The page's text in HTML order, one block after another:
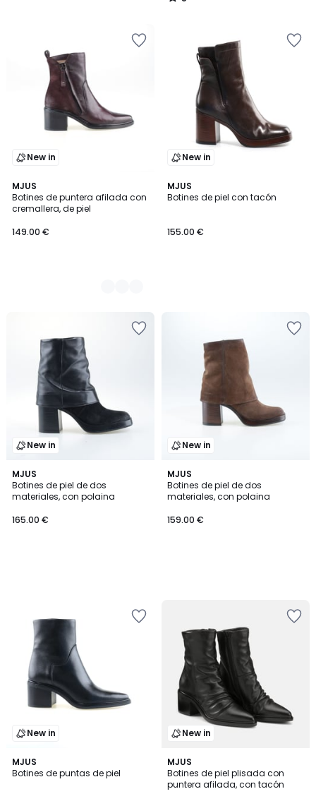
/
New in
MJUS
Botines de puntera afilada con
cremallera, de piel
149.00 €
2
Colores
New in
MJUS
Botines de piel con tacón
155.00 €
New in
MJUS
Botines de piel de dos
materiales, con polaina
165.00 €
New in
MJUS
Botines de piel de dos
materiales, con polaina
159.00 €
New in
MJUS
Botines de puntas de piel
2
Colores
New in
MJUS
Botines de piel plisada con
puntera afilada, con tacón